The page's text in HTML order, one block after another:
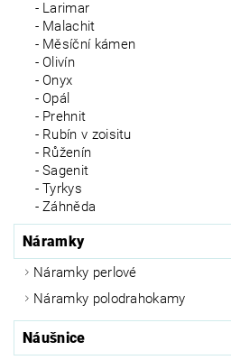
Larimar
Malachit
Měsíční kámen
Olivín
Onyx
Opál
Prehnit
Rubín v zoisitu
Růženín
Sagenit
Tyrkys
Záhněda
Náramky
Náramky perlové
Náramky polodrahokamy
Náušnice